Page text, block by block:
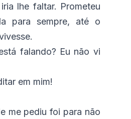
lhe faltar. Prometeu
para sempre, até o
falando? Eu não vi
em mim!
me pediu foi para não